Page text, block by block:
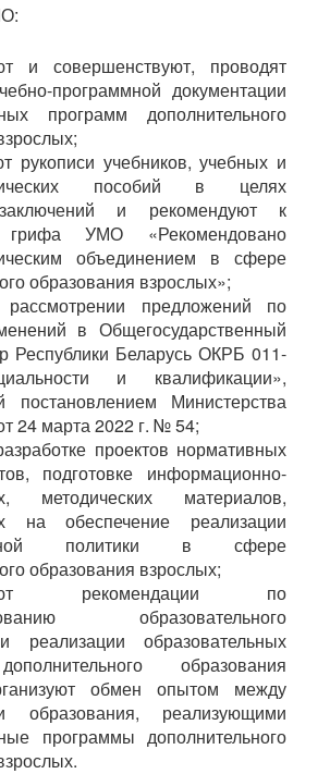
и совершенствуют, проводят
программной документации
программ дополнительного
рукописи учебников, учебных и
пособий в целях
и рекомендуют к
грифа УМО «Рекомендовано
объединением в сфере
образования взрослых»;
предложений по
в Общегосударственный
Республики Беларусь ОКРБ 011-
и квалификации»,
постановлением Министерства
24 марта 2022 г. № 54;
проектов нормативных
подготовке информационно-
методических материалов,
на обеспечение реализации
политики в сфере
образования взрослых;
рекомендации по
образовательного
реализации образовательных
образования
обмен опытом между
образования, реализующими
программы дополнительного